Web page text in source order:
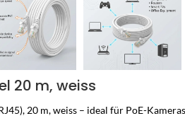
20 m, weiss
20 m, weiss – ideal für PoE-